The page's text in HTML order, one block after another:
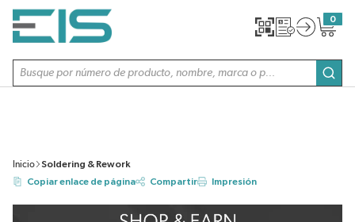
SALTAR AL CONTENIDO PRINCIPAL
Búsqueda de sitio
0
{0}
Inicio
Soldering & Rework
Copiar enlace de página
Compartir Impresión